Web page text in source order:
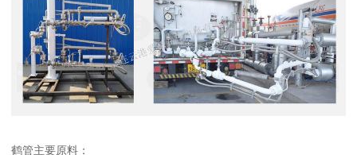
鹤管主要原料：